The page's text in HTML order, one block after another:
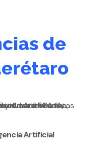
de
Artificial